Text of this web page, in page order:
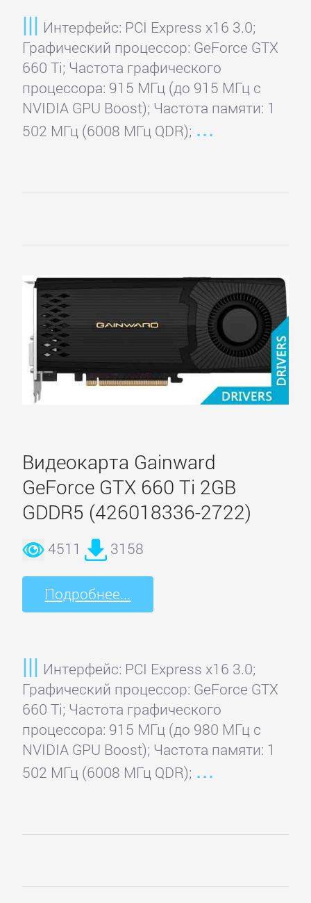
Интерфейс: PCI Express x16 3.0;
Графический процессор: GeForce GTX
660 Ti; Частота графического
процессора: 915 МГц (до 915 МГц с
NVIDIA GPU Boost); Частота памяти: 1
502 МГц (6008 МГц QDR);
Видеокарта Gainward
GeForce GTX 660 Ti 2GB
GDDR5 (426018336-2722)
4511 3158
Подробнее...
Интерфейс: PCI Express x16 3.0;
Графический процессор: GeForce GTX
660 Ti; Частота графического
процессора: 915 МГц (до 980 МГц с
NVIDIA GPU Boost); Частота памяти: 1
502 МГц (6008 МГц QDR);